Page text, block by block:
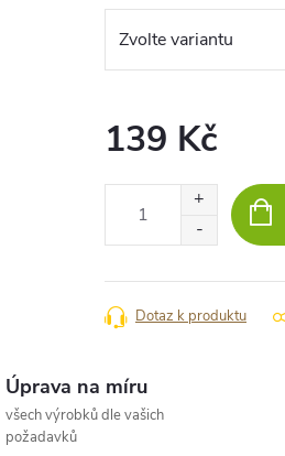
139 Kč
Dotaz k produktu
Úprava na míru
všech výrobků dle vašich
požadavků